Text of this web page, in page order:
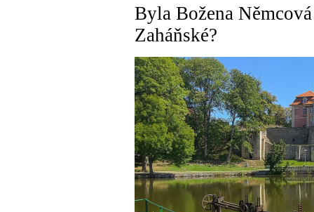
Byla Božena
Zaháňské?